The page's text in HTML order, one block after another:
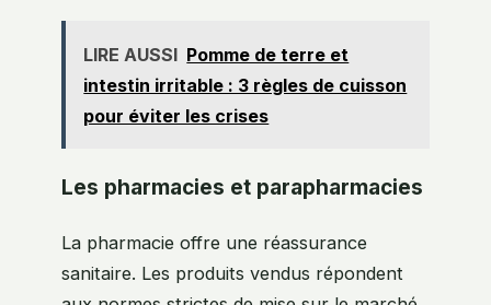
LIRE AUSSI Pomme de terre et
intestin irritable : 3 règles de cuisson
pour éviter les crises
Les pharmacies et parapharmacies
La pharmacie offre une réassurance
sanitaire. Les produits vendus répondent